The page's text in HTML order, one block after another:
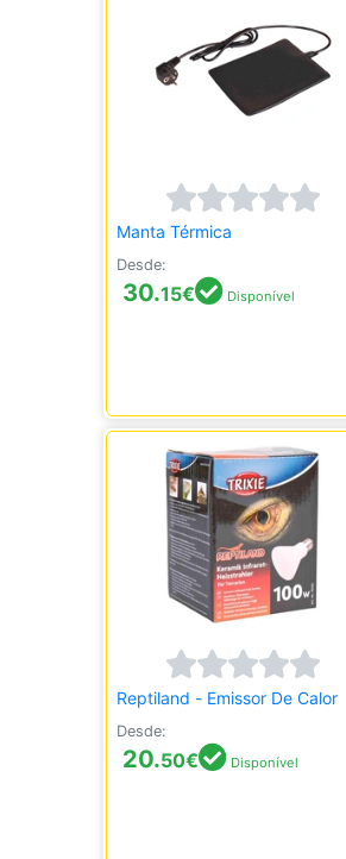
Manta Térmica
Desde:
30.15€ Disponível
Reptiland - Emissor De Calor
Desde:
20.50€ Disponível